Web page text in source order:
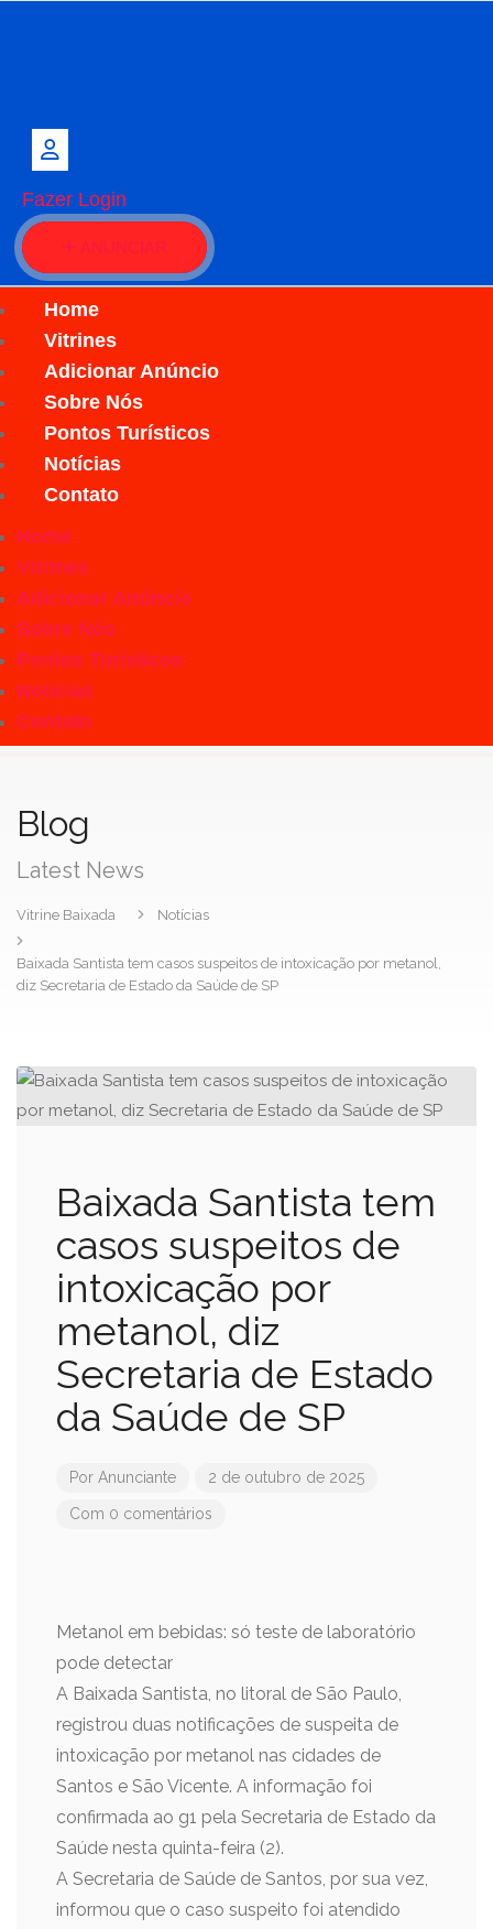
Fazer Login
ANUNCIAR
Home
Vitrines
Adicionar Anúncio
Sobre Nós
Pontos Turísticos
Notícias
Contato
Home
Vitrines
Adicionar Anúncio
Sobre Nós
Pontos Turísticos
Notícias
Contato
Blog
Latest News
Vitrine Baixada Notícias
Baixada Santista tem casos suspeitos de intoxicação por metanol,
diz Secretaria de Estado da Saúde de SP
Baixada Santista tem
casos suspeitos de
intoxicação por
metanol, diz
Secretaria de Estado
da Saúde de SP
Por Anunciante 2 de outubro de 2025
Com 0 comentários
Metanol em bebidas: só teste de laboratório
pode detectar
A Baixada Santista, no litoral de São Paulo,
registrou duas notificações de suspeita de
intoxicação por metanol nas cidades de
Santos e São Vicente. A informação foi
confirmada ao g1 pela Secretaria de Estado da
Saúde nesta quinta-feira (2).
A Secretaria de Saúde de Santos, por sua vez,
informou que o caso suspeito foi atendido